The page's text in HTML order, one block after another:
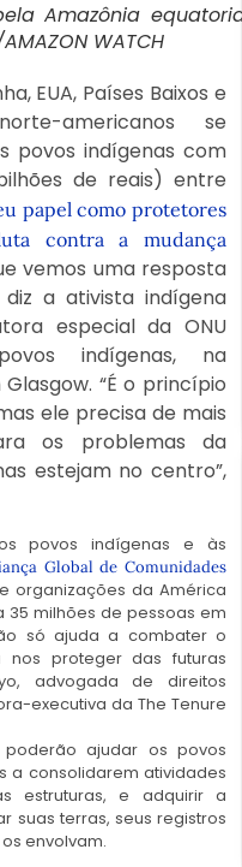
Amazônia
AMAZON WATCH
EUA, Países Baixos e
americanos se
povos indígenas com
de reais) entre
papel como protetores
contra a mudança
vemos uma resposta
diz a ativista indígena
especial da ONU
indígenas, na
“É o princípio
ele precisa de mais
os problemas da
estejam no centro”,
povos indígenas e às
Global de Comunidades
organizações da América
35 milhões de pessoas em
só ajuda a combater o
proteger das futuras
advogada de direitos
executiva da The Tenure
ajudar os povos
a consolidarem atividades
estruturas, e adquirir a
suas terras, seus registros
envolvam.